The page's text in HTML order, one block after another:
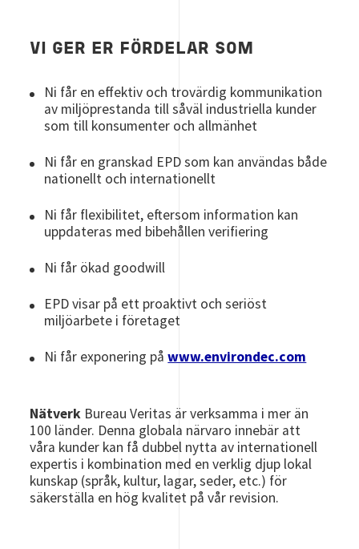
VI GER ER FÖRDELAR SOM
Ni får en effektiv och trovärdig kommunikation
av miljöprestanda till såväl industriella kunder
som till konsumenter och allmänhet
Ni får en granskad EPD som kan användas både
nationellt och internationellt
Ni får flexibilitet, eftersom information kan
uppdateras med bibehållen verifiering
Ni får ökad goodwill
EPD visar på ett proaktivt och seriöst
miljöarbete i företaget
Ni får exponering påwww.environdec.com
Nätverk Bureau Veritas är verksamma i mer än
100 länder. Denna globala närvaro innebär att
våra kunder kan få dubbel nytta av internationell
expertis i kombination med en verklig djup lokal
kunskap (språk, kultur, lagar, seder, etc.) för
säkerställa en hög kvalitet på vår revision.